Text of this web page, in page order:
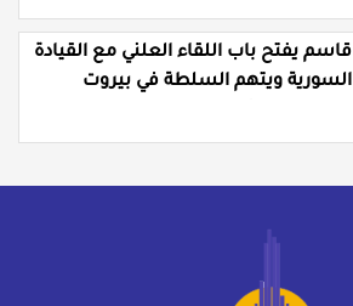
قاسم يفتح باب اللقاء العلني مع القيادة
السورية ويتهم السلطة في بيروت